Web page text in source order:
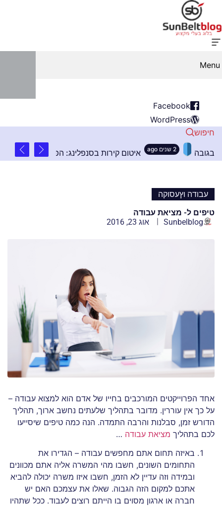
Menu
Facebook
WordPress
חיפוש
בהתקנת שלטים בגובה 2 שנים ago איטום קירות
עבודה וץעסוקה
טיפים ל- מציאת עבודה
Sunbelblog
אוג 23, 2016
אחד הפרוייקטים המורכבים בחייו של אדם הוא למצוא עבודה –
על כך אין עוררין. מדובר בתהליך שלעתים נחשב ארוך, תהליך
הדורש זמן, סבלנות והרבה התמדה. הנה כמה טיפים שיסייעו
לכם בתהליך מציאת עבודה …
באיזה תחום אתם מחפשים עבודה – הגדירו את
התחומים השונים, חשבו מהי המשרה אליה אתם מכוונים
ובמידה וזה עדיין לא הזמן, חשבו איזו משרה יכולה להביא
אתכם למקום הזה הגבוה. שאלו את עצמכם האם יש
חברה או ארגון מסוים בו הייתם רוצים לעבוד. ככל שתהיו